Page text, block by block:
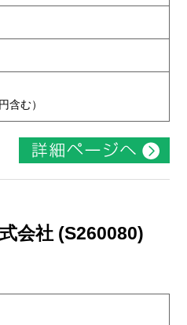
含む）
会社 (S260080)